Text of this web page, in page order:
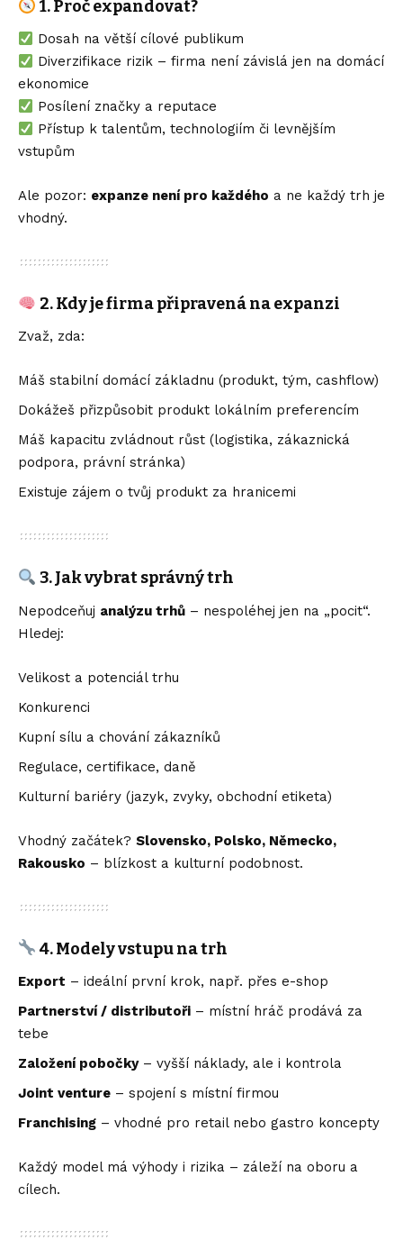
1. Proč expandovat?
Dosah na větší cílové publikum
Diverzifikace rizik – firma není závislá jen na domácí
ekonomice
Posílení značky a reputace
Přístup k talentům, technologiím či levnějším
vstupům
Ale pozor: expanze není pro každého a ne každý trh je
vhodný.
2. Kdy je firma připravená na expanzi
Zvaž, zda:
Máš stabilní domácí základnu (produkt, tým, cashflow)
Dokážeš přizpůsobit produkt lokálním preferencím
Máš kapacitu zvládnout růst (logistika, zákaznická
podpora, právní stránka)
Existuje zájem o tvůj produkt za hranicemi
3. Jak vybrat správný trh
Nepodceňuj analýzu trhů – nespoléhej jen na „pocit“.
Hledej:
Velikost a potenciál trhu
Konkurenci
Kupní sílu a chování zákazníků
Regulace, certifikace, daně
Kulturní bariéry (jazyk, zvyky, obchodní etiketa)
Vhodný začátek? Slovensko, Polsko, Německo,
Rakousko – blízkost a kulturní podobnost.
4. Modely vstupu na trh
Export – ideální první krok, např. přes e-shop
Partnerství / distributoři – místní hráč prodává za
tebe
Založení pobočky– vyšší náklady, ale i kontrola
Joint venture – spojení s místní firmou
Franchising – vhodné pro retail nebo gastro koncepty
Každý model má výhody i rizika – záleží na oboru a
cílech.